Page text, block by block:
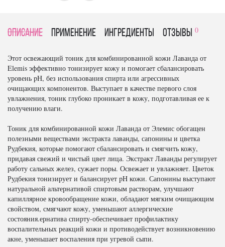
Описание Применение Ингредиенты отзывы 0
Этот освежающий тоник для комбинированной кожи Лаванда от
Elemis эффективно тонизирует кожу и помогает сбалансировать
уровень pH, без использования спирта или агрессивных
очищающих компонентов. Выступает в качестве первого слоя
увлажнения, тоник глубоко проникает в кожу, подготавливая ее к
получению влаги.
Тоник для комбинированной кожи Лаванда от Элемис обогащен
полезными веществами экстракта лаванды, сапонины и цветка
Рудбекия, которые помогают сбалансировать и смягчить кожу,
придавая свежий и чистый цвет лица. Экстракт Лаванды регулирует
работу сальных желез, сужает поры. Освежает и увлажняет. Цветок
Рудбекия тонизирует и балансирует pH кожи. Сапонины выступают
натуральной альтернативой спиртовым растворам, улучшают
капиллярное кровообращение кожи, обладают мягким очищающим
свойством, смягчают кожу, уменьшают аллергические
состояния.ернатива спирту-обеспечивает профилактику
воспалительных реакций кожи и противодействует возникновению
акне, уменьшает воспаления при угревой сыпи.